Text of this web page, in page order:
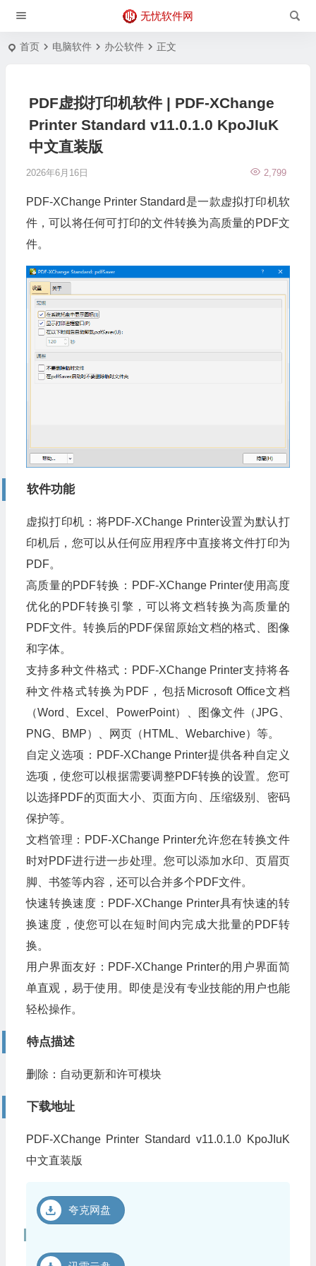
无忧软件网
首页 电脑软件 办公软件 正文
PDF虚拟打印机软件 | PDF-XChange
Printer Standard v11.0.1.0 KpoJIuK
中文直装版
2026年6月16日 2,799
PDF-XChange Printer Standard是一款虚拟打印机软
件，可以将任何可打印的文件转换为高质量的PDF文
件。
软件功能
虚拟打印机：将PDF-XChange Printer设置为默认打
印机后，您可以从任何应用程序中直接将文件打印为
PDF。
高质量的PDF转换：PDF-XChange Printer使用高度
优化的PDF转换引擎，可以将文档转换为高质量的
PDF文件。转换后的PDF保留原始文档的格式、图像
和字体。
支持多种文件格式：PDF-XChange Printer支持将各
种文件格式转换为PDF，包括Microsoft Office文档
（Word、Excel、PowerPoint）、图像文件（JPG、
PNG、BMP）、网页（HTML、Webarchive）等。
自定义选项：PDF-XChange Printer提供各种自定义
选项，使您可以根据需要调整PDF转换的设置。您可
以选择PDF的页面大小、页面方向、压缩级别、密码
保护等。
文档管理：PDF-XChange Printer允许您在转换文件
时对PDF进行进一步处理。您可以添加水印、页眉页
脚、书签等内容，还可以合并多个PDF文件。
快速转换速度：PDF-XChange Printer具有快速的转
换速度，使您可以在短时间内完成大批量的PDF转
换。
用户界面友好：PDF-XChange Printer的用户界面简
单直观，易于使用。即使是没有专业技能的用户也能
轻松操作。
特点描述
删除：自动更新和许可模块
下载地址
PDF-XChange Printer Standard v11.0.1.0 KpoJIuK
中文直装版
夸克网盘